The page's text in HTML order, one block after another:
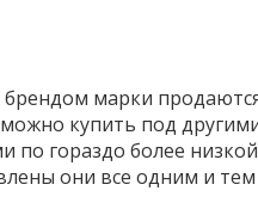
марки
купить под
по гораздо более низкой
они все одним и тем